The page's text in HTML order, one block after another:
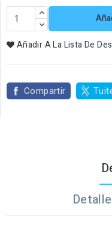
Añadir A La Lista De
Compartir